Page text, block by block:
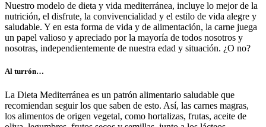
Nuestro modelo de dieta y vida mediterránea, incluye lo mejor de la
nutrición, el disfrute, la convivencialidad y el estilo de vida alegre y
saludable. Y en esta forma de vida y de alimentación, la carne juega
un papel valioso y apreciado por la mayoría de todos nosotros y
nosotras, independientemente de nuestra edad y situación. ¿O no?
Al turrón…
La Dieta Mediterránea es un patrón alimentario saludable que
recomiendan seguir los que saben de esto. Así, las carnes magras,
los alimentos de origen vegetal, como hortalizas, frutas, aceite de